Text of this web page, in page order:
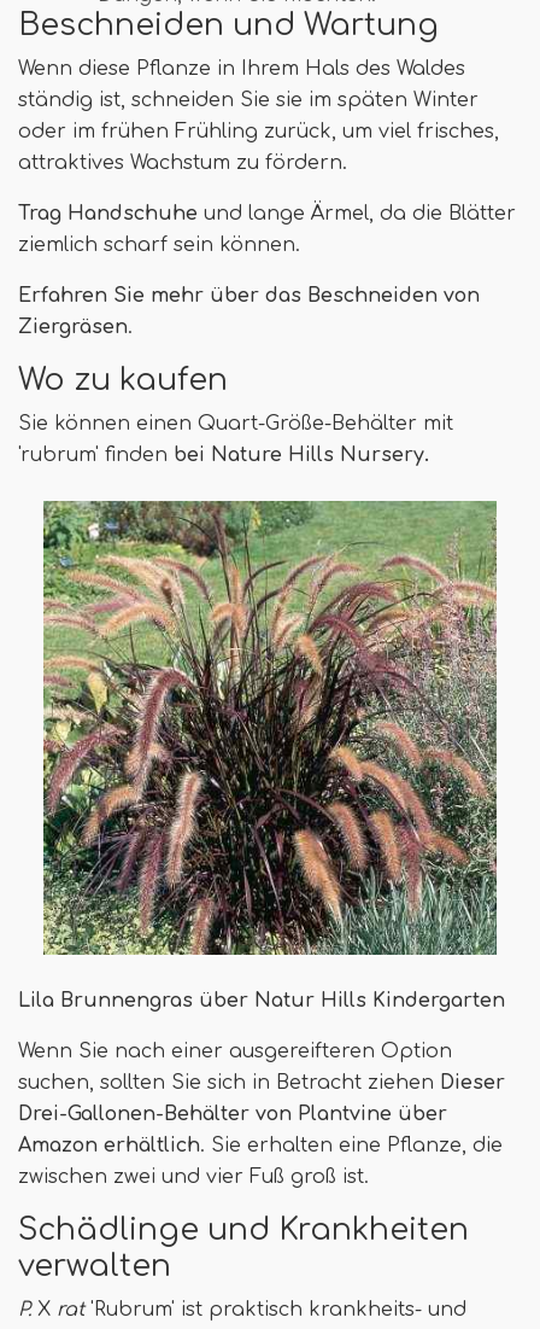
Beschneiden und Wartung
Wenn diese Pflanze in Ihrem Hals des Waldes
ständig ist, schneiden Sie sie im späten Winter
oder im frühen Frühling zurück, um viel frisches,
attraktives Wachstum zu fördern.
Trag Handschuhe und lange Ärmel, da die Blätter
ziemlich scharf sein können.
Erfahren Sie mehr über das Beschneiden von
Ziergräsen.
Wo zu kaufen
Sie können einen Quart-Größe-Behälter mit
'rubrum' finden bei Nature Hills Nursery.
Lila Brunnengras über Natur Hills Kindergarten
Wenn Sie nach einer ausgereifteren Option
suchen, sollten Sie sich in Betracht ziehen Dieser
Drei-Gallonen-Behälter von Plantvine über
Amazon erhältlich. Sie erhalten eine Pflanze, die
zwischen zwei und vier Fuß groß ist.
Schädlinge und Krankheiten
verwalten
P. X rat'Rubrum' ist praktisch krankheits- und